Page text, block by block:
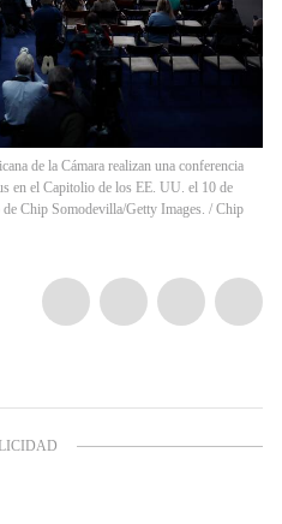
de la Cámara realizan una conferencia
en el Capitolio de los EE. UU. el 10 de
Chip Somodevilla/Getty Images. / Chip